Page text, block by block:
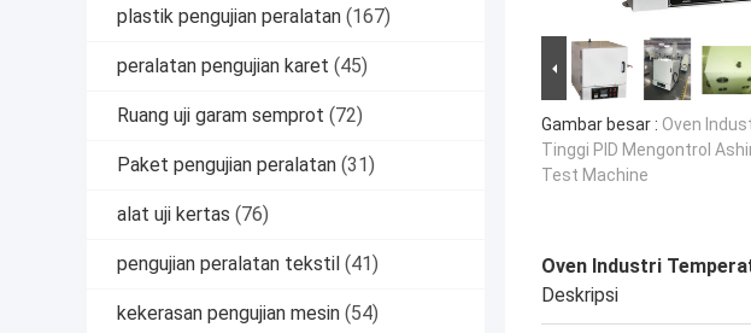
plastik pengujian peralatan (167)
peralatan pengujian karet (45)
Ruang uji garam semprot (72)
Paket pengujian peralatan (31)
alat uji kertas (76)
pengujian peralatan tekstil (41)
kekerasan pengujian mesin (54)
Gambar besar : Oven
Tinggi PID Mengontrol
Test Machine
Oven Industri
Deskripsi